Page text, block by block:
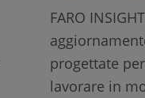
FARO
progettate
lavorare in